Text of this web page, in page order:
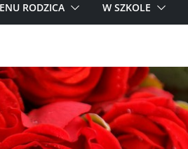
RODZICA W SZKOLE